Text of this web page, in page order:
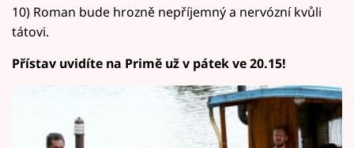
10) Roman bude hrozně nepříjemný a nervózní kvůli
tátovi.
Přístav uvidíte na Primě už v pátek ve 20.15!